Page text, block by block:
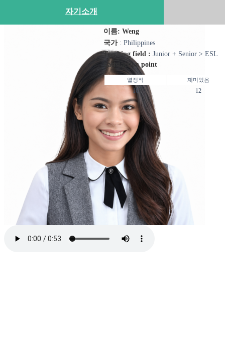
자기소개
이름: Weng
국가 : Philippines
Teaching field : Junior + Senior > ESL
Satisfaction point
열정적 재미있음
16 12